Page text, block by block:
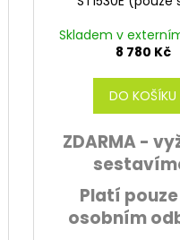
Skladem v
8 780 Kč
DO KOŠÍKU
ZDARMA -
Platí
osobním